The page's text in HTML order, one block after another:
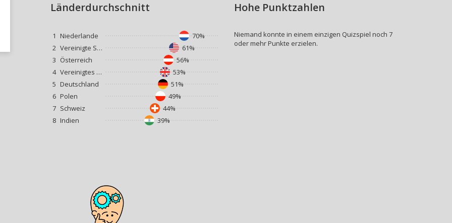
Länderdurchschnitt
1 Niederlande
70%
2
Vereinigte Staaten
61%
3 Österreich
56%
4
Vereinigtes Königreich
53%
5 Deutschland
51%
6 Polen
49%
7 Schweiz
44%
8 Indien 39%
Hohe Punktzahlen
Niemand konnte in einem einzigen Quizspiel noch 7
oder mehr Punkte erzielen.